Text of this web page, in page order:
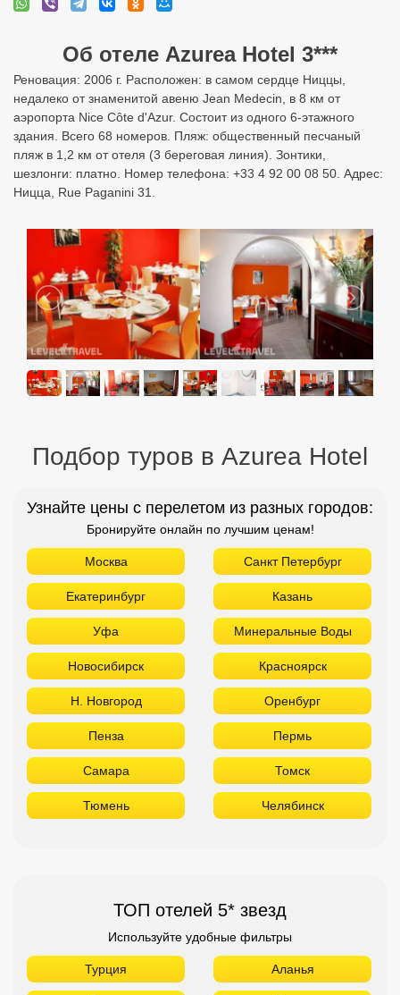
Об отеле Azurea Hotel 3***
Реновация: 2006 г. Расположен: в самом сердце Ниццы,
недалеко от знаменитой авеню Jean Medecin, в 8 км от
аэропорта Nice Côte d'Azur. Состоит из одного 6-этажного
здания. Всего 68 номеров. Пляж: общественный песчаный
пляж в 1,2 км от отеля (3 береговая линия). Зонтики,
шезлонги: платно. Номер телефона: +33 4 92 00 08 50. Адрес:
Ницца, Rue Paganini 31.
Подбор туров в Azurea Hotel
Узнайте цены с перелетом из разных городов:
Бронируйте онлайн по лучшим ценам!
Москва Санкт Петербург
Екатеринбург Казань
Уфа Минеральные Воды
Новосибирск Красноярск
Н. Новгород Оренбург
Пенза Пермь
Самара Томск
Тюмень Челябинск
ТОП отелей 5* звезд
Используйте удобные фильтры
Турция Аланья